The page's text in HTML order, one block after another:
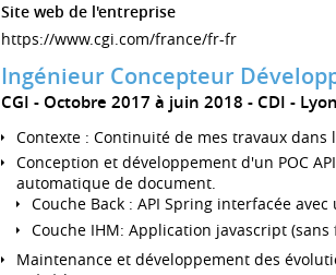
Site web de l'entreprise
https://www.cgi.com/france/fr-fr
Ingénieur Concepteur
CGI Octobre 2017 à juin 2018 CDI Lyon
Contexte : Continuité de mes travaux
Conception et développement d'un POC
automatique de document.
Couche Back : API Spring interfacée
Couche IHM: Application javascript
Maintenance et développement des